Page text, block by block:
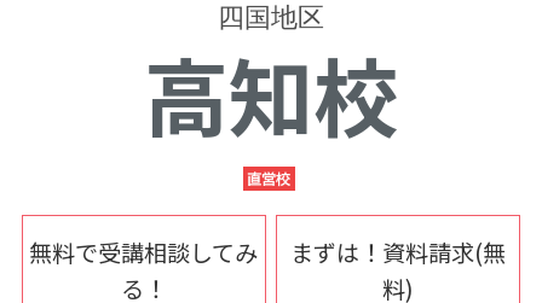
四国地区
高知校
無料で受講相談してみ
る！
まずは！資料請求(無
料)